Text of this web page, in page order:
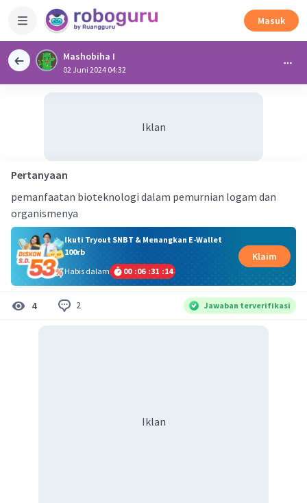
Masuk
Mashobiha I
02 Juni 2024 04:32
Iklan
Pertanyaan
pemanfaatan bioteknologi dalam pemurnian logam dan
organismenya
Ikuti Tryout SNBT & Menangkan E-Wallet
100rb
Habis dalam
00 :06 :31 :13
Klaim
4 2 Jawaban terverifikasi
Iklan